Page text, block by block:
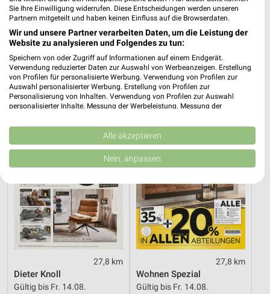
31 km
Angebote ab 11.07.
Noch morgen gültig
55,1 km
XXXL Express
Noch heute gültig
XXXLutz
27,8 km
Dieter Knoll
Gültig bis Fr. 14.08.
XXXLutz
27,8 km
Wohnen Spezial
Gültig bis Fr. 14.08.
Sie Ihre Einwilligung widerrufen. Diese Entscheidungen werden unseren
Partnern mitgeteilt und haben keinen Einfluss auf die Browserdaten.
Wir und unsere Partner verarbeiten Daten, um die Leistung der
Website zu analysieren und Folgendes zu tun:
Speichern von oder Zugriff auf Informationen auf einem Endgerät.
Verwendung reduzierter Daten zur Auswahl von Werbeanzeigen. Erstellung
von Profilen für personalisierte Werbung. Verwendung von Profilen zur
Auswahl personalisierter Werbung. Erstellung von Profilen zur
Personalisierung von Inhalten. Verwendung von Profilen zur Auswahl
personalisierter Inhalte. Messung der Werbeleistung. Messung der
Kombinationen von Daten aus verschiedenen Quellen. Entwicklung und
Verbesserung der Angebote. Verwendung reduzierter Daten zur Auswahl
von Inhalten.
Daten können außerhalb der Europäischen Union weitergegeben und in die
USA gesendet werden.
Website/App.
Partnerliste anzeigen (1 IAB-Anbieter)
Wir nutzen Ihre Daten für folgende Zwecke:
IAB-Verarbeitungszwecke:
Speichern von oder Zugriff auf Informationen
auf einem Endgerät
Verwendung reduzierter Daten zur Auswahl von
Alle akzeptieren
Nein, anpassen